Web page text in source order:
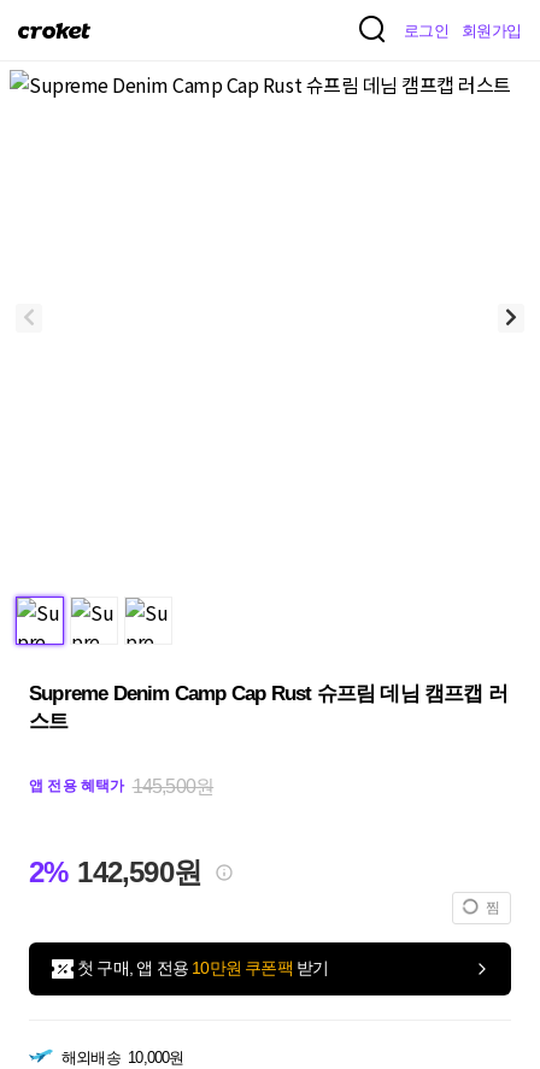
크
켓
로그인 회원가입
Supreme Denim Camp Cap Rust 슈프림 데님 캠프캡 러
스트
앱 전용 혜택가 145,500원
2% 142,590원
찜
첫 구매, 앱 전용 10만원 쿠폰팩 받기
해외배송 10,000원